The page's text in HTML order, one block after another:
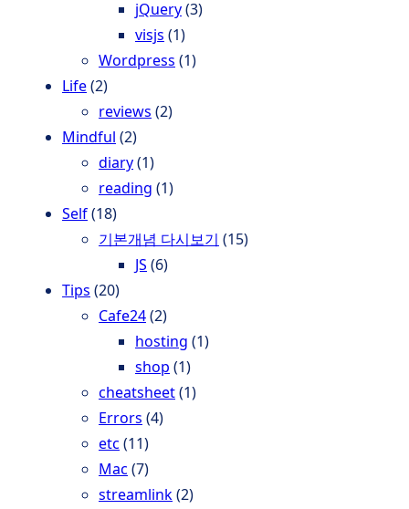
jQuery(3)
visjs (1)
Wordpress (1)
Life(2)
reviews (2)
Mindful (2)
diary(1)
reading (1)
Self(18)
기본개념 다시보기 (15)
JS (6)
Tips (20)
Cafe24(2)
hosting (1)
shop (1)
cheatsheet(1)
Errors (4)
etc (11)
Mac (7)
streamlink(2)